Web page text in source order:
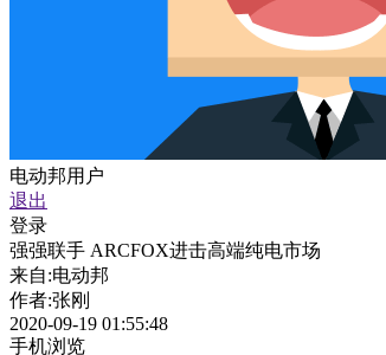
电动邦用户
退出
登录
强强联手 ARCFOX进击高端纯电市场
来自:电动邦
作者:张刚
2020-09-19 01:55:48
手机浏览